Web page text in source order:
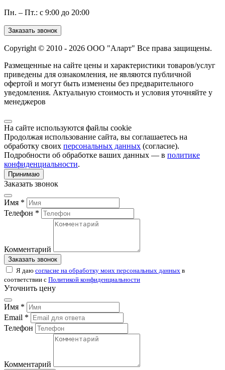
Пн. – Пт.: с 9:00 до 20:00
Заказать звонок
Copyright © 2010 - 2026 ООО "Аларт" Все права защищены.
Размещенные на сайте цены и характеристики товаров/услуг
приведены для ознакомления, не являются публичной
офертой и могут быть изменены без предварительного
уведомления. Актуальную стоимость и условия уточняйте у
менеджеров
На сайте используются файлы cookie
Продолжая использование сайта, вы соглашаетесь на
обработку своих персональных данных (согласие).
Подробности об обработке ваших данных — в политике
конфиденциальности.
Принимаю
Заказать звонок
Имя *
Телефон *
Комментарий
Заказать звонок
Я даю согласие на обработку моих персональных данных в
соответствии с Политикой конфиденциальности
Уточнить цену
Имя *
Email *
Телефон
Комментарий